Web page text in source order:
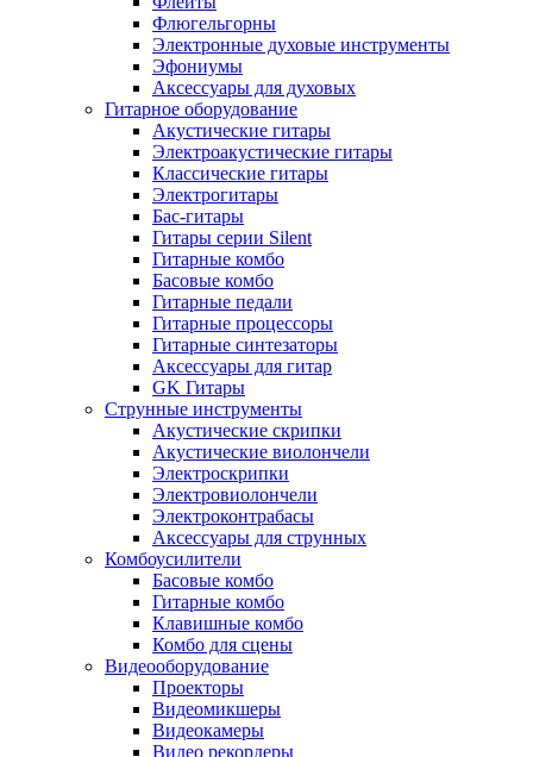
Флюгельгорны
Электронные духовые инструменты
Эфониумы
Аксессуары для духовых
Гитарное оборудование
Акустические гитары
Электроакустические гитары
Классические гитары
Электрогитары
Бас-гитары
Гитары серии Silent
Гитарные комбо
Басовые комбо
Гитарные педали
Гитарные процессоры
Гитарные синтезаторы
Аксессуары для гитар
GK Гитары
Струнные инструменты
Акустические скрипки
Акустические виолончели
Электроскрипки
Электровиолончели
Электроконтрабасы
Аксессуары для струнных
Комбоусилители
Басовые комбо
Гитарные комбо
Клавишные комбо
Комбо для сцены
Видеооборудование
Проекторы
Видеомикшеры
Видеокамеры
Видео рекордеры